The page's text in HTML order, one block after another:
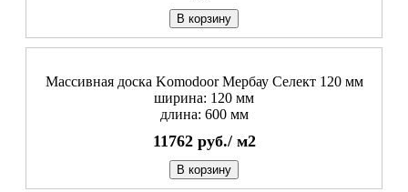
В корзину
Массивная доска Komodoor Мербау Селект 120 мм
ширина: 120 мм
длина: 600 мм
11762 руб./ м2
В корзину